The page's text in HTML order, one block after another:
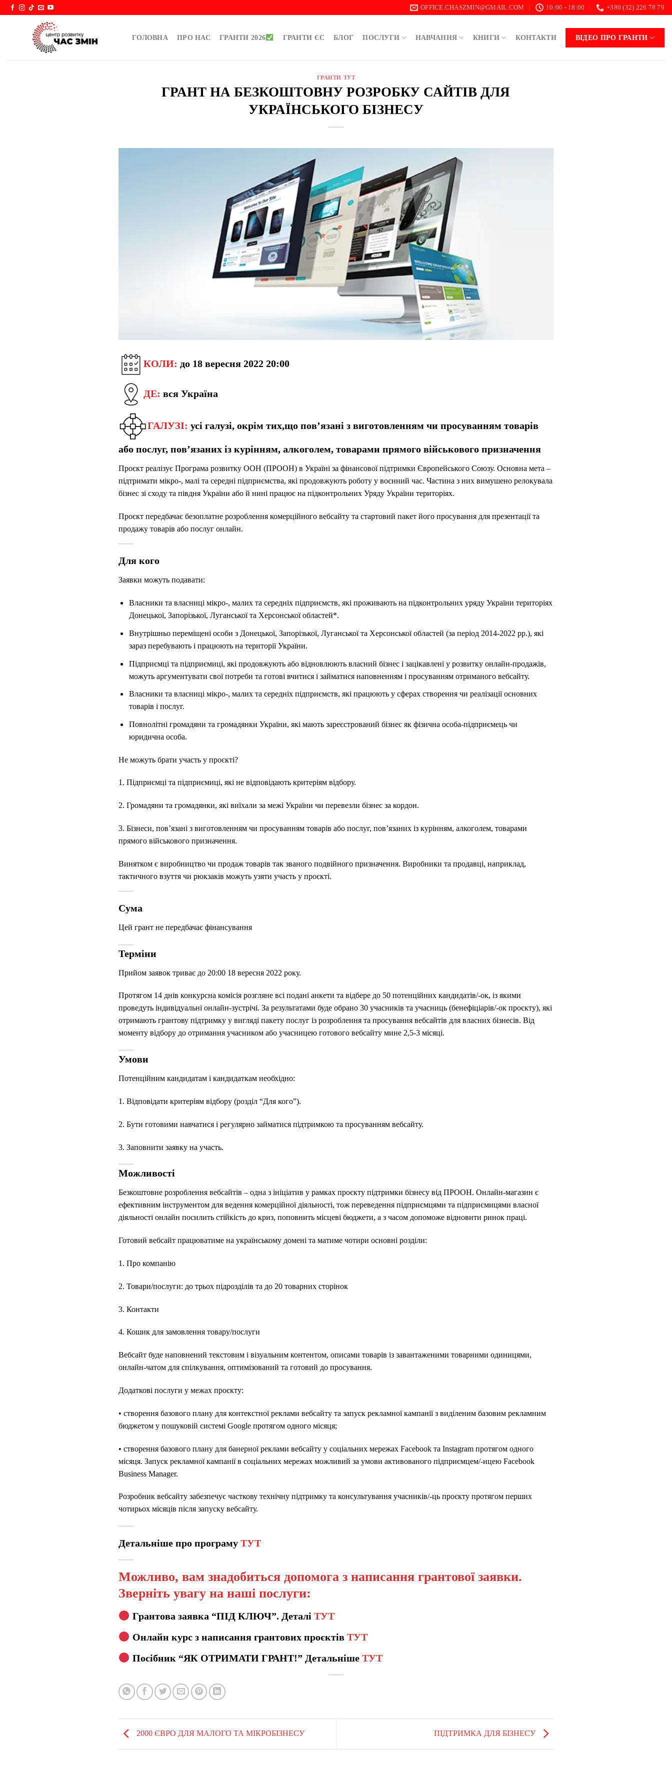
Skip
OFFICE.CHASZMIN@GMAIL.COM 10:00 - 18:00 +380 (32) 226 78 79
ГОЛОВНА ПРО НАС ГРАНТИ 2026 ГРАНТИ ЄС БЛОГ ПОСЛУГИ НАВЧАННЯ КНИГИ КОНТАКТИ ВІДЕО ПРО ГРАНТИ
ГРАНТИ ТУТ
ГРАНТ НА БЕЗКОШТОВНУ РОЗРОБКУ САЙТІВ ДЛЯ
УКРАЇНСЬКОГО БІЗНЕСУ
КОЛИ: до 18 вересня 2022 20:00
ДЕ: вся Україна
ГАЛУЗІ: усі галузі, окрім тих,що пов’язані з виготовленням чи просуванням товарів
або послуг, пов’язаних із курінням, алкоголем, товарами прямого військового призначення
Проєкт реалізує Програма розвитку ООН (ПРООН) в Україні за фінансової підтримки Європейського Союзу. Основна мета –
підтримати мікро-, малі та середні підприємства, які продовжують роботу у воєнний час. Частина з них вимушено релокувала
бізнес зі сходу та півдня України або й нині працює на підконтрольних Уряду України територіях.
Проєкт передбачає безоплатне розроблення комерційного вебсайту та стартовий пакет його просування для презентації та
продажу товарів або послуг онлайн.
Для кого
Заявки можуть подавати:
Власники та власниці мікро-, малих та середніх підприємств, які проживають на підконтрольних уряду України територіях
Донецької, Запорізької, Луганської та Херсонської областей*.
Внутрішньо переміщені особи з Донецької, Запорізької, Луганської та Херсонської областей (за період 2014-2022 рр.), які
зараз перебувають і працюють на території України.
Підприємці та підприємиці, які продовжують або відновлюють власний бізнес і зацікавлені у розвитку онлайн-продажів,
можуть аргументувати свої потреби та готові вчитися і займатися наповненням і просуванням отриманого вебсайту.
Власники та власниці мікро-, малих та середніх підприємств, які працюють у сферах створення чи реалізації основних
товарів і послуг.
Повнолітні громадяни та громадянки України, які мають зареєстрований бізнес як фізична особа-підприємець чи
юридична особа.
Не можуть брати участь у проєкті?
1. Підприємці та підприємиці, які не відповідають критеріям відбору.
2. Громадяни та громадянки, які виїхали за межі України чи перевезли бізнес за кордон.
3. Бізнеси, пов’язані з виготовленням чи просуванням товарів або послуг, пов’язаних із курінням, алкоголем, товарами
прямого військового призначення.
Винятком є виробництво чи продаж товарів так званого подвійного призначення. Виробники та продавці, наприклад,
тактичного взуття чи рюкзаків можуть узяти участь у проєкті.
Сума
Цей грант не передбачає фінансування
Терміни
Прийом заявок триває до 20:00 18 вересня 2022 року.
Протягом 14 днів конкурсна комісія розгляне всі подані анкети та відбере до 50 потенційних кандидатів/-ок, із якими
проведуть індивідуальні онлайн-зустрічі. За результатами буде обрано 30 учасників та учасниць (бенефіціарів/-ок проєкту), які
отримають грантову підтримку у вигляді пакету послуг із розроблення та просування вебсайтів для власних бізнесів. Від
моменту відбору до отримання учасником або учасницею готового вебсайту мине 2,5-3 місяці.
Умови
Потенційним кандидатам і кандидаткам необхідно:
1. Відповідати критеріям відбору (розділ “Для кого”).
2. Бути готовими навчатися і регулярно займатися підтримкою та просуванням вебсайту.
3. Заповнити заявку на участь.
Можливості
Безкоштовне розроблення вебсайтів – одна з ініціатив у рамках проєкту підтримки бізнесу від ПРООН. Онлайн-магазин є
ефективним інструментом для ведення комерційної діяльності, тож переведення підприємцями та підприємицями власної
діяльності онлайн посилить стійкість до криз, поповнить місцеві бюджети, а з часом допоможе відновити ринок праці.
Готовий вебсайт працюватиме на українському домені та матиме чотири основні розділи:
1. Про компанію
2. Товари/послуги: до трьох підрозділів та до 20 товарних сторінок
3. Контакти
4. Кошик для замовлення товару/послуги
Вебсайт буде наповнений текстовим і візуальним контентом, описами товарів із завантаженими товарними одиницями,
онлайн-чатом для спілкування, оптимізований та готовий до просування.
Додаткові послуги у межах проєкту:
• створення базового плану для контекстної реклами вебсайту та запуск рекламної кампанії з виділеним базовим рекламним
бюджетом у пошуковій системі Google протягом одного місяця;
• створення базового плану для банерної реклами вебсайту у соціальних мережах Facebоok та Instagram протягом одного
місяця. Запуск рекламної кампанії в соціальних мережах можливий за умови активованого підприємцем/-ицею Facebook
Business Manager.
Розробник вебсайту забезпечує часткову технічну підтримку та консультування учасників/-ць проєкту протягом перших
чотирьох місяців після запуску вебсайту.
Детальніше про програму ТУТ
Можливо, вам знадобиться допомога з написання грантової заявки.
Зверніть увагу на наші послуги:
Грантова заявка “ПІД КЛЮЧ”. Деталі ТУТ
Онлайн курс з написання грантових проєктів ТУТ
Посібник “ЯК ОТРИМАТИ ГРАНТ!” Детальніше ТУТ
2000 ЄВРО ДЛЯ МАЛОГО ТА МІКРОБІЗНЕСУ ПІДТРИМКА ДЛЯ БІЗНЕСУ